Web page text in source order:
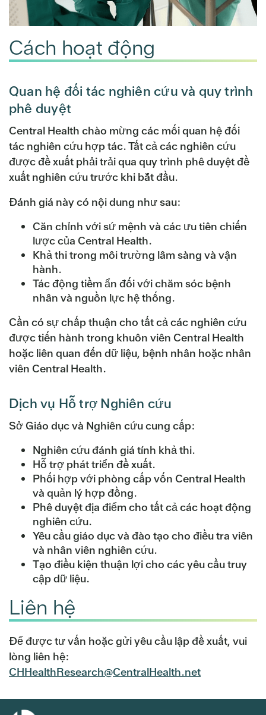
Cách hoạt động
Quan hệ đối tác nghiên cứu và quy trình
phê duyệt
Central Health chào mừng các mối quan hệ đối
tác nghiên cứu hợp tác. Tất cả các nghiên cứu
được đề xuất phải trải qua quy trình phê duyệt đề
xuất nghiên cứu trước khi bắt đầu.
Đánh giá này có nội dung như sau:
Căn chỉnh với sứ mệnh và các ưu tiên chiến
lược của Central Health.
Khả thi trong môi trường lâm sàng và vận
hành.
Tác động tiềm ẩn đối với chăm sóc bệnh
nhân và nguồn lực hệ thống.
Cần có sự chấp thuận cho tất cả các nghiên cứu
được tiến hành trong khuôn viên Central Health
hoặc liên quan đến dữ liệu, bệnh nhân hoặc nhân
viên Central Health.
Dịch vụ Hỗ trợ Nghiên cứu
Sở Giáo dục và Nghiên cứu cung cấp:
Nghiên cứu đánh giá tính khả thi.
Hỗ trợ phát triển đề xuất.
Phối hợp với phòng cấp vốn Central Health
và quản lý hợp đồng.
Phê duyệt địa điểm cho tất cả các hoạt động
nghiên cứu.
Yêu cầu giáo dục và đào tạo cho điều tra viên
và nhân viên nghiên cứu.
Tạo điều kiện thuận lợi cho các yêu cầu truy
cập dữ liệu.
Liên hệ
Để được tư vấn hoặc gửi yêu cầu lập đề xuất, vui
lòng liên hệ:
CHHealthResearch@CentralHealth.net